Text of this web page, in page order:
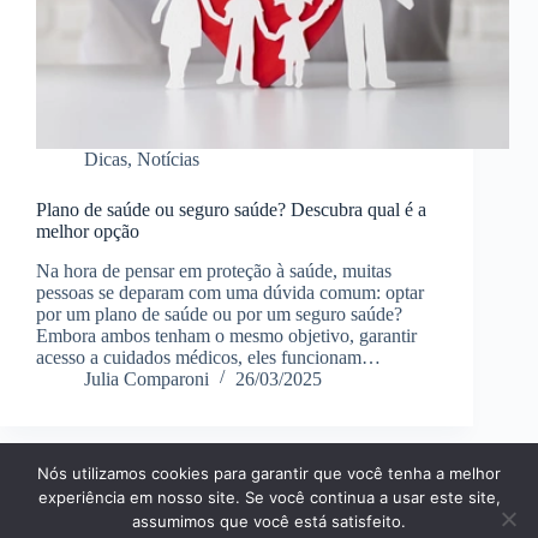
Dicas, Notícias
Plano de saúde ou seguro saúde? Descubra qual é a
melhor opção
Na hora de pensar em proteção à saúde, muitas
pessoas se deparam com uma dúvida comum: optar
por um plano de saúde ou por um seguro saúde?
Embora ambos tenham o mesmo objetivo, garantir
acesso a cuidados médicos, eles funcionam…
Julia Comparoni
26/03/2025
Página Inícial Dicas
Aplicativos
Entretenimento
Finanças Notícias
Tecnologia
Nós utilizamos cookies para garantir que você tenha a melhor
experiência em nosso site. Se você continua a usar este site,
assumimos que você está satisfeito.